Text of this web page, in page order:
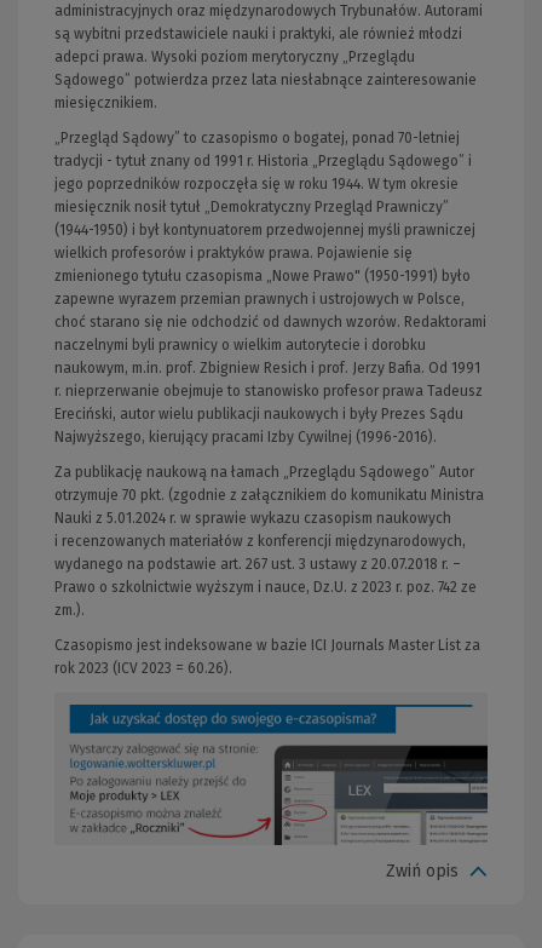
administracyjnych oraz międzynarodowych Trybunałów. Autorami
są wybitni przedstawiciele nauki i praktyki, ale również młodzi
adepci prawa. Wysoki poziom merytoryczny „Przeglądu
Sądowego” potwierdza przez lata niesłabnące zainteresowanie
miesięcznikiem.
„Przegląd Sądowy” to czasopismo o bogatej, ponad 70-letniej
tradycji - tytuł znany od 1991 r. Historia „Przeglądu Sądowego” i
jego poprzedników rozpoczęła się w roku 1944. W tym okresie
miesięcznik nosił tytuł „Demokratyczny Przegląd Prawniczy”
(1944-1950) i był kontynuatorem przedwojennej myśli prawniczej
wielkich profesorów i praktyków prawa. Pojawienie się
zmienionego tytułu czasopisma „Nowe Prawo" (1950-1991) było
zapewne wyrazem przemian prawnych i ustrojowych w Polsce,
choć starano się nie odchodzić od dawnych wzorów. Redaktorami
naczelnymi byli prawnicy o wielkim autorytecie i dorobku
naukowym, m.in. prof. Zbigniew Resich i prof. Jerzy Bafia. Od 1991
r. nieprzerwanie obejmuje to stanowisko profesor prawa Tadeusz
Ereciński, autor wielu publikacji naukowych i były Prezes Sądu
Najwyższego, kierujący pracami Izby Cywilnej (1996-2016).
Za publikację naukową na łamach „Przeglądu Sądowego” Autor
otrzymuje 70 pkt. (zgodnie z załącznikiem do komunikatu Ministra
Nauki z 5.01.2024 r. w sprawie wykazu czasopism naukowych
i recenzowanych materiałów z konferencji międzynarodowych,
wydanego na podstawie art. 267 ust. 3 ustawy z 20.07.2018 r. –
Prawo o szkolnictwie wyższym i nauce, Dz.U. z 2023 r. poz. 742 ze
zm.).
Czasopismo jest indeksowane w bazie ICI Journals Master List za
rok 2023 (ICV 2023 = 60.26).
Zwiń opis